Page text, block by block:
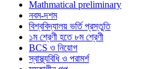
Mathmatical preliminary
নবম-দশম
বিশ্ববিদ্যালয় ভর্তি প্রস্তুতি
১ম শ্রেণী হতে ৮ম শ্রেণী
BCS ও নিয়োগ
স্বাস্থ্যবিধি ও পরামর্শ